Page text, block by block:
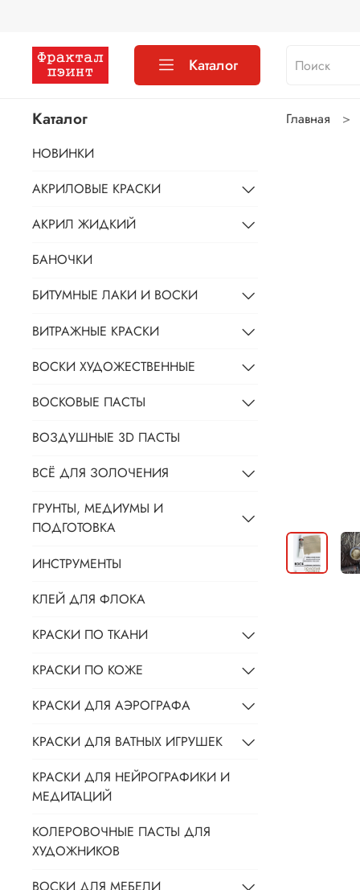
Каталог
Главная
Каталог
НОВИНКИ
АКРИЛОВЫЕ КРАСКИ
АКРИЛ ЖИДКИЙ
БАНОЧКИ
БИТУМНЫЕ ЛАКИ И ВОСКИ
ВИТРАЖНЫЕ КРАСКИ
ВОСКИ ХУДОЖЕСТВЕННЫЕ
ВОСКОВЫЕ ПАСТЫ
ВОЗДУШНЫЕ 3D ПАСТЫ
ВСЁ ДЛЯ ЗОЛОЧЕНИЯ
ГРУНТЫ, МЕДИУМЫ И
ПОДГОТОВКА
ИНСТРУМЕНТЫ
КЛЕЙ ДЛЯ ФЛОКА
КРАСКИ ПО ТКАНИ
КРАСКИ ПО КОЖЕ
КРАСКИ ДЛЯ АЭРОГРАФА
КРАСКИ ДЛЯ ВАТНЫХ ИГРУШЕК
КРАСКИ ДЛЯ НЕЙРОГРАФИКИ И
МЕДИТАЦИЙ
КОЛЕРОВОЧНЫЕ ПАСТЫ ДЛЯ
ХУДОЖНИКОВ